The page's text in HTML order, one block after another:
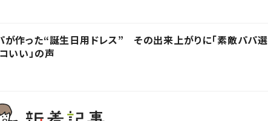
作った“誕生日用ドレス” その出来上がりに「素敵パパ選
いい」の声